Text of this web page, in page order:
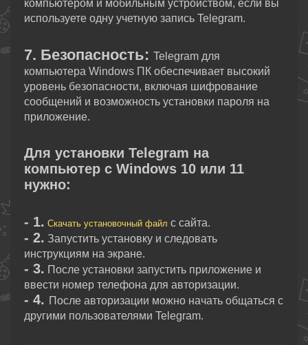
компьютером и мобильным устройством, если вы
используете одну учетную запись Telegram.
7. Безопасность: Telegram для
компьютера Windows ПК обеспечивает высокий
уровень безопасности, включая шифрование
сообщений и возможность установки пароля на
приложение.
Для установки Telegram на
компьютер с Windows 10 или 11
нужно:
- 1. Скачать установочный файл с сайта.
- 2. Запустить установку и следовать
инструкциям на экране.
- 3. После установки запустить приложение и
ввести номер телефона для авторизации.
- 4. После авторизации можно начать общаться с
другими пользователями Telegram.